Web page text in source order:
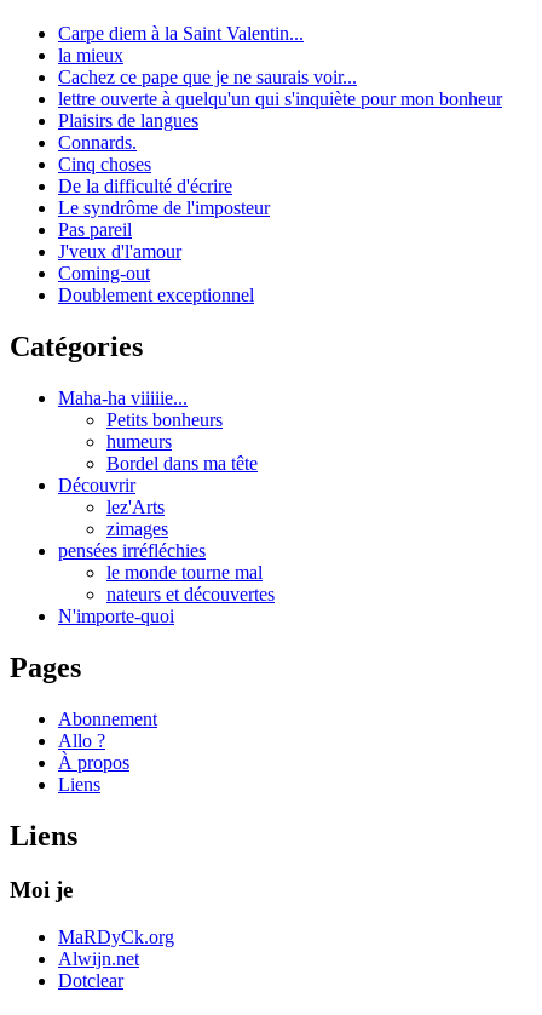
Carpe diem à la Saint Valentin...
la mieux
Cachez ce pape que je ne saurais voir...
lettre ouverte à quelqu'un qui s'inquiète pour mon bonheur
Plaisirs de langues
Connards.
Cinq choses
De la difficulté d'écrire
Le syndrôme de l'imposteur
Pas pareil
J'veux d'l'amour
Coming-out
Doublement exceptionnel
Catégories
Maha-ha viiiiie...
Petits bonheurs
humeurs
Bordel dans ma tête
Découvrir
lez'Arts
zimages
pensées irréfléchies
le monde tourne mal
nateurs et découvertes
N'importe-quoi
Pages
Abonnement
Allo ?
À propos
Liens
Liens
Moi je
MaRDyCk.org
Alwijn.net
Dotclear